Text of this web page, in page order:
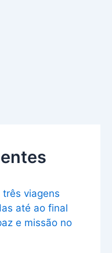
três viagens
até ao final
e missão no